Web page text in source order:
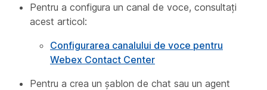
Pentru a configura un canal de voce, consultați
acest articol:
Configurarea canalului de voce pentru
Webex Contact Center
Pentru a crea un șablon de chat sau un agent